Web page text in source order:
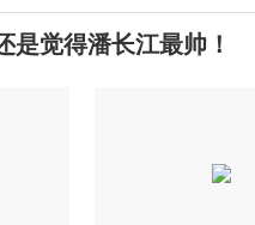
觉得潘长江最帅！